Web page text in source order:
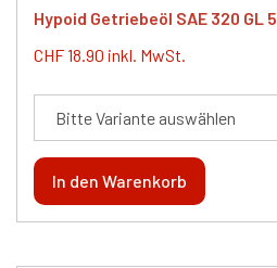
Hypoid Getriebeöl SAE 320 GL 5
CHF 18.90 inkl. MwSt.